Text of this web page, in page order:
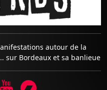
autour de la
sur Bordeaux et sa banlieue